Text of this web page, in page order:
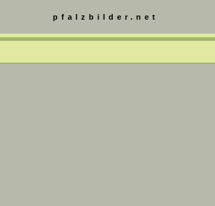
pfalzbilder.net